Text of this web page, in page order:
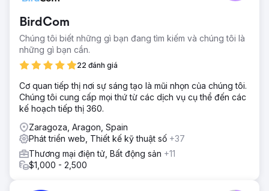
BirdCom
Chúng tôi biết những gì bạn đang tìm kiếm và chúng tôi là
những gì bạn cần.
22 đánh giá
Cơ quan tiếp thị nơi sự sáng tạo là mũi nhọn của chúng tôi.
Chúng tôi cung cấp mọi thứ từ các dịch vụ cụ thể đến các
kế hoạch tiếp thị 360.
Zaragoza, Aragon, Spain
Phát triển web, Thiết kế kỹ thuật số +37
Thương mại điện tử, Bất động sản +11
$1,000 - 2,500